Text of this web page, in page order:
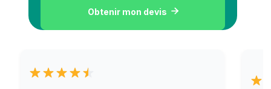
Obtenir mon devis 